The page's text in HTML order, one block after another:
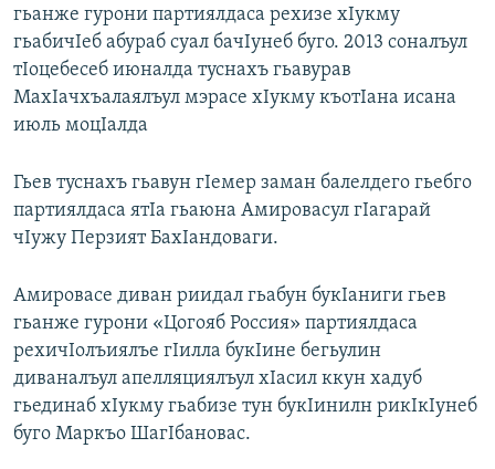
гьанже гурони партиялдаса рехизе хIукму
гьабичIеб абураб суал бачIунеб буго. 2013 соналъул
тIоцебесеб июналда туснахъ гьавурав
МахIачхъалаялъул мэрасе хIукму къотIана исана
июль моцIалда
Гьев туснахъ гьавун гIемер заман балелдего гьебго
партиялдаса ятIа гьаюна Амировасул гIагарай
чIужу Перзият БахIандоваги.
Амировасе диван риидал гьабун букIаниги гьев
гьанже гурони «Цогояб Россия» партиялдаса
рехичIолъиялъе гIилла букIине бегьулин
диваналъул апелляциялъул хIасил ккун хадуб
гьединаб хIукму гьабизе тун букIинилн рикIкIунеб
буго Маркъо ШагIбановас.